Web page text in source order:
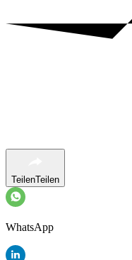
TeilenTeilen
WhatsApp